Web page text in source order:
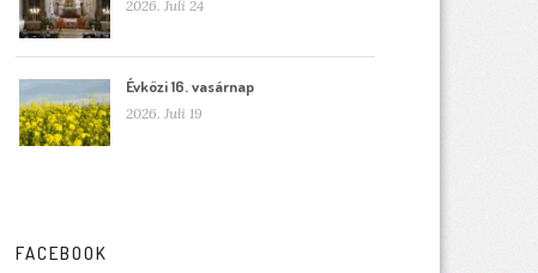
2026. Juli 24
Évközi 16. vasárnap
2026. Juli 19
FACEBOOK